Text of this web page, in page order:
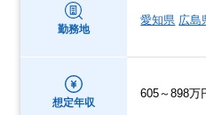
勤務地
愛知県 広島
想定年収
605～898万